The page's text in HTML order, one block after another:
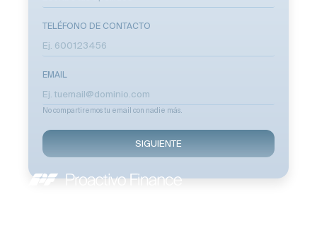
TELÉFONO DE CONTACTO
EMAIL
No compartiremos tu email con nadie más.
SIGUIENTE